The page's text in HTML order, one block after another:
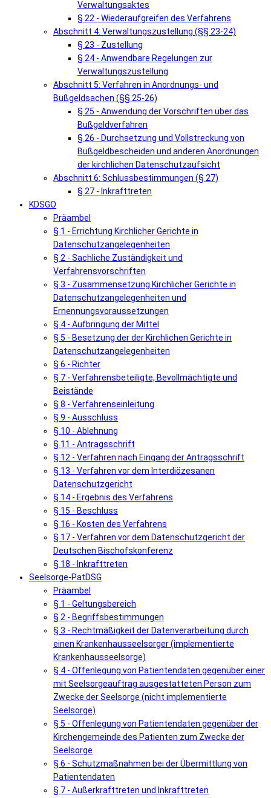
Verwaltungsaktes
§ 22 - Wiederaufgreifen des Verfahrens
Abschnitt 4: Verwaltungszustellung (§§ 23-24)
§ 23 - Zustellung
§ 24 - Anwendbare Regelungen zur
Verwaltungszustellung
Abschnitt 5: Verfahren in Anordnungs- und
Bußgeldsachen (§§ 25-26)
§ 25 - Anwendung der Vorschriften über das
Bußgeldverfahren
§ 26 - Durchsetzung und Vollstreckung von
Bußgeldbescheiden und anderen Anordnungen
der kirchlichen Datenschutzaufsicht
Abschnitt 6: Schlussbestimmungen (§ 27)
§ 27 - Inkrafttreten
KDSGO
Präambel
§ 1 - Errichtung Kirchlicher Gerichte in
Datenschutzangelegenheiten
§ 2 - Sachliche Zuständigkeit und
Verfahrensvorschriften
§ 3 - Zusammensetzung Kirchlicher Gerichte in
Datenschutzangelegenheiten und
Ernennungsvoraussetzungen
§ 4 - Aufbringung der Mittel
§ 5 - Besetzung der der Kirchlichen Gerichte in
Datenschutzangelegenheiten
§ 6 - Richter
§ 7 - Verfahrensbeteiligte, Bevollmächtigte und
Beistände
§ 8 - Verfahrenseinleitung
§ 9 - Ausschluss
§ 10 - Ablehnung
§ 11 - Antragsschrift
§ 12 - Verfahren nach Eingang der Antragsschrift
§ 13 - Verfahren vor dem Interdiözesanen
Datenschutzgericht
§ 14 - Ergebnis des Verfahrens
§ 15 - Beschluss
§ 16 - Kosten des Verfahrens
§ 17 - Verfahren vor dem Datenschutzgericht der
Deutschen Bischofskonferenz
§ 18 - Inkrafttreten
Seelsorge-PatDSG
Präambel
§ 1 - Geltungsbereich
§ 2 - Begriffsbestimmungen
§ 3 - Rechtmäßigkeit der Datenverarbeitung durch
einen Krankenhausseelsorger (implementierte
Krankenhausseelsorge)
§ 4 - Offenlegung von Patientendaten gegenüber einer
mit Seelsorgeauftrag ausgestatteten Person zum
Zwecke der Seelsorge (nicht implementierte
Seelsorge)
§ 5 - Offenlegung von Patientendaten gegenüber der
Kirchengemeinde des Patienten zum Zwecke der
Seelsorge
§ 6 - Schutzmaßnahmen bei der Übermittlung von
Patientendaten
§ 7 - Außerkrafttreten und Inkrafttreten